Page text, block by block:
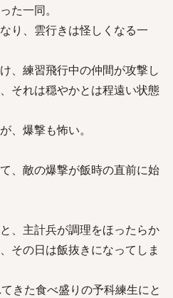
た一同。
り、雲行きは怪しくなる一
、練習飛行中の仲間が攻撃し
それは穏やかとは程遠い状態
、爆撃も怖い。
、敵の爆撃が飯時の直前に始
、主計兵が調理をほったらか
その日は飯抜きになってしま
きた食べ盛りの予科練生にと